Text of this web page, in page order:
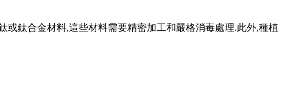
或鈦合金材料,這些材料需要精密加工和嚴格消毒處理.此外,種植